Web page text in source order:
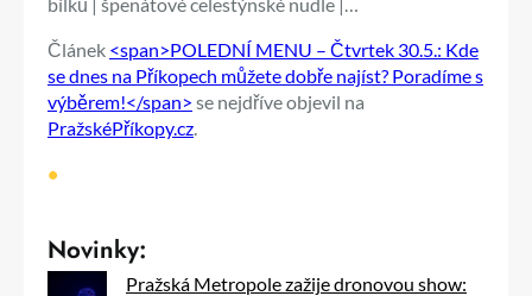
Článek <span>POLEDNÍ MENU – Čtvrtek 30.5.: Kde
se dnes na Příkopech můžete dobře najíst? Poradíme s
výběrem!</span> se nejdříve objevil na
PražskéPříkopy.cz
•
Novinky:
Pražská Metropole zažije dronovou show: